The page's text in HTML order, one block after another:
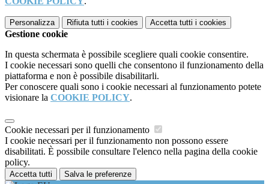
Personalizza Rifiuta tutti i cookies Accetta tutti i cookies
Gestione cookie
In questa schermata è possibile scegliere quali cookie consentire.
I cookie necessari sono quelli che consentono il funzionamento della
piattaforma e non è possibile disabilitarli.
Per conoscere quali sono i cookie necessari al funzionamento potete
visionare la COOKIE POLICY.
Cookie necessari per il funzionamento
I cookie necessari per il funzionamento non possono essere
disabilitati. È possibile consultare l'elenco nella pagina della cookie
policy.
Accetta tutti Salva le preferenze